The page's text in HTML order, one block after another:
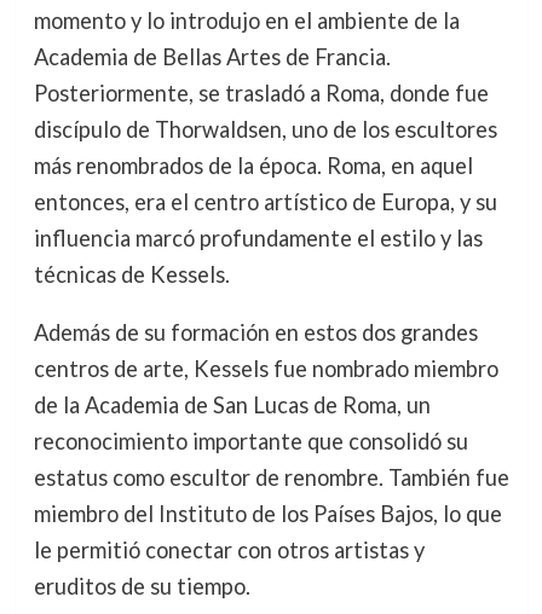
momento y lo introdujo en el ambiente de la
Academia de Bellas Artes de Francia.
Posteriormente, se trasladó a Roma, donde fue
discípulo de Thorwaldsen, uno de los escultores
más renombrados de la época. Roma, en aquel
entonces, era el centro artístico de Europa, y su
influencia marcó profundamente el estilo y las
técnicas de Kessels.
Además de su formación en estos dos grandes
centros de arte, Kessels fue nombrado miembro
de la Academia de San Lucas de Roma, un
reconocimiento importante que consolidó su
estatus como escultor de renombre. También fue
miembro del Instituto de los Países Bajos, lo que
le permitió conectar con otros artistas y
eruditos de su tiempo.